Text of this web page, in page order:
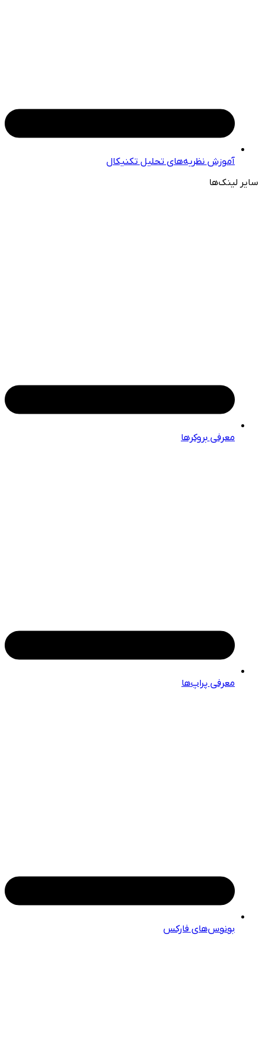
آموزش نظریه‌های تحلیل تکنیکال
سایر لینک‌ها
معرفی بروکرها
معرفی پراپ‌ها
بونوس‌های فارکس